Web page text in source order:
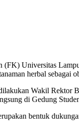
Universitas
herbal sebagai
Wakil
di Gedung
bentuk